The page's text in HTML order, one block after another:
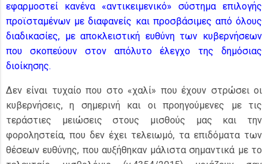
εφαρμοστεί κανένα «αντικειμενικό» σύστημα επιλογής
προϊσταμένων με διαφανείς και προσβάσιμες από όλους
διαδικασίες, με αποκλειστική ευθύνη των κυβερνήσεων
που σκοπεύουν στον απόλυτο έλεγχο της δημόσιας
διοίκησης.
Δεν είναι τυχαίο που στο «χαλί» που έχουν στρώσει οι
κυβερνήσεις, η σημερινή και οι προηγούμενες με τις
τεράστιες μειώσεις στους μισθούς μας και την
φοροληστεία, που δεν έχει τελειωμό, τα επιδόματα των
θέσεων ευθύνης, που αυξήθηκαν μάλιστα σημαντικά με το